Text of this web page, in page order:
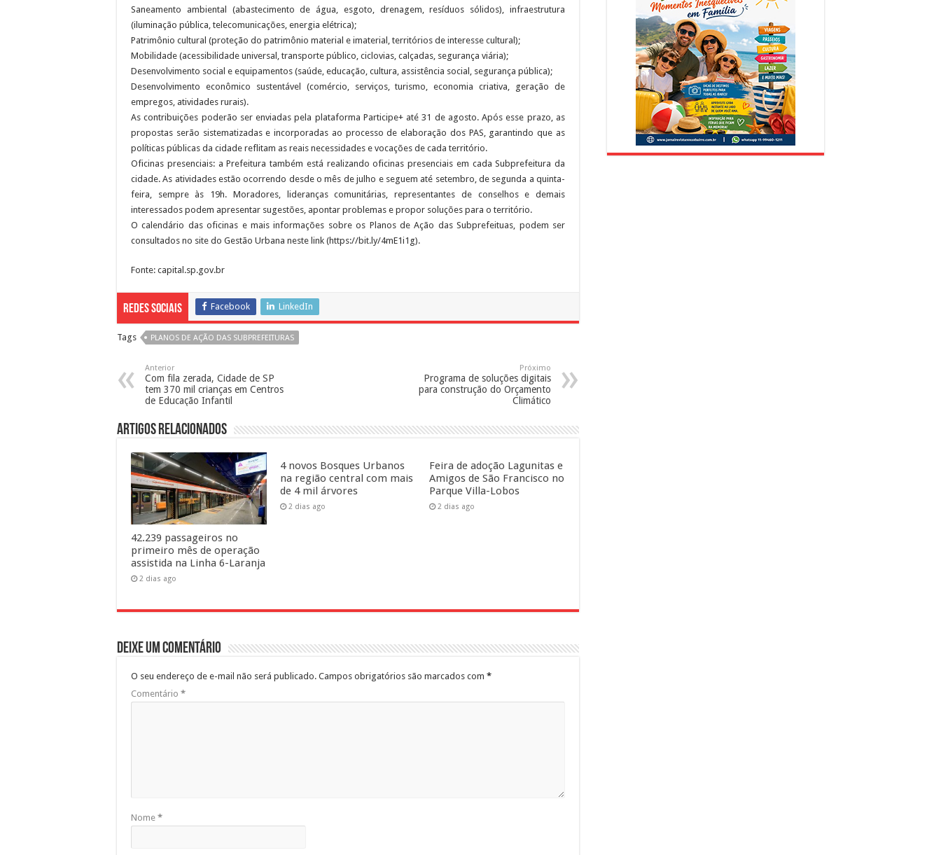
Saneamento ambiental (abastecimento de água, esgoto, drenagem, resíduos sólidos), infraestrutura
(iluminação pública, telecomunicações, energia elétrica);
Patrimônio cultural (proteção do patrimônio material e imaterial, territórios de interesse cultural);
Mobilidade (acessibilidade universal, transporte público, ciclovias, calçadas, segurança viária);
Desenvolvimento social e equipamentos (saúde, educação, cultura, assistência social, segurança pública);
Desenvolvimento econômico sustentável (comércio, serviços, turismo, economia criativa, geração de
empregos, atividades rurais).
As contribuições poderão ser enviadas pela plataforma Participe+ até 31 de agosto. Após esse prazo, as
propostas serão sistematizadas e incorporadas ao processo de elaboração dos PAS, garantindo que as
políticas públicas da cidade reflitam as reais necessidades e vocações de cada território.
Oficinas presenciais: a Prefeitura também está realizando oficinas presenciais em cada Subprefeitura da
cidade. As atividades estão ocorrendo desde o mês de julho e seguem até setembro, de segunda a quinta-
feira, sempre às 19h. Moradores, lideranças comunitárias, representantes de conselhos e demais
interessados podem apresentar sugestões, apontar problemas e propor soluções para o território.
O calendário das oficinas e mais informações sobre os Planos de Ação das Subprefeituas, podem ser
consultados no site do Gestão Urbana neste link (https://bit.ly/4mE1i1g).
Fonte: capital.sp.gov.br
Redes Sociais Facebook LinkedIn
Tags PLANOS DE AÇÃO DAS SUBPREFEITURAS
Anterior
Com fila zerada, Cidade de SP
tem 370 mil crianças em Centros
de Educação Infantil
Próximo
Programa de soluções digitais
para construção do Orçamento
Climático
Artigos Relacionados
42.239 passageiros no
primeiro mês de operação
assistida na Linha 6-Laranja
2 dias ago
4 novos Bosques Urbanos
na região central com mais
de 4 mil árvores
2 dias ago
Feira de adoção Lagunitas e
Amigos de São Francisco no
Parque Villa-Lobos
2 dias ago
Deixe um comentário
O seu endereço de e-mail não será publicado. Campos obrigatórios são marcados com *
Comentário *
Nome *